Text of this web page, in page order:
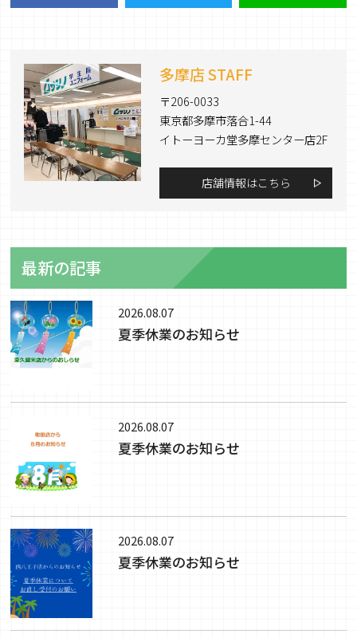
多摩店 STAFF
〒206-0033
東京都多摩市落合1-44
イトーヨーカ堂多摩センター店2F
店舗情報はこちら
最新の記事
2026.08.07
夏季休業のお知らせ
2026.08.07
夏季休業のお知らせ
2026.08.07
夏季休業のお知らせ